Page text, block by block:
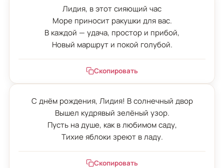
Лидия, в этот сияющий час
Море приносит ракушки для вас.
В каждой — удача, простор и прибой,
Новый маршрут и покой голубой.
Скопировать
С днём рождения, Лидия! В солнечный двор
Вышел кудрявый зелёный узор.
Пусть на душе, как в любимом саду,
Тихие яблоки зреют в ладу.
Скопировать